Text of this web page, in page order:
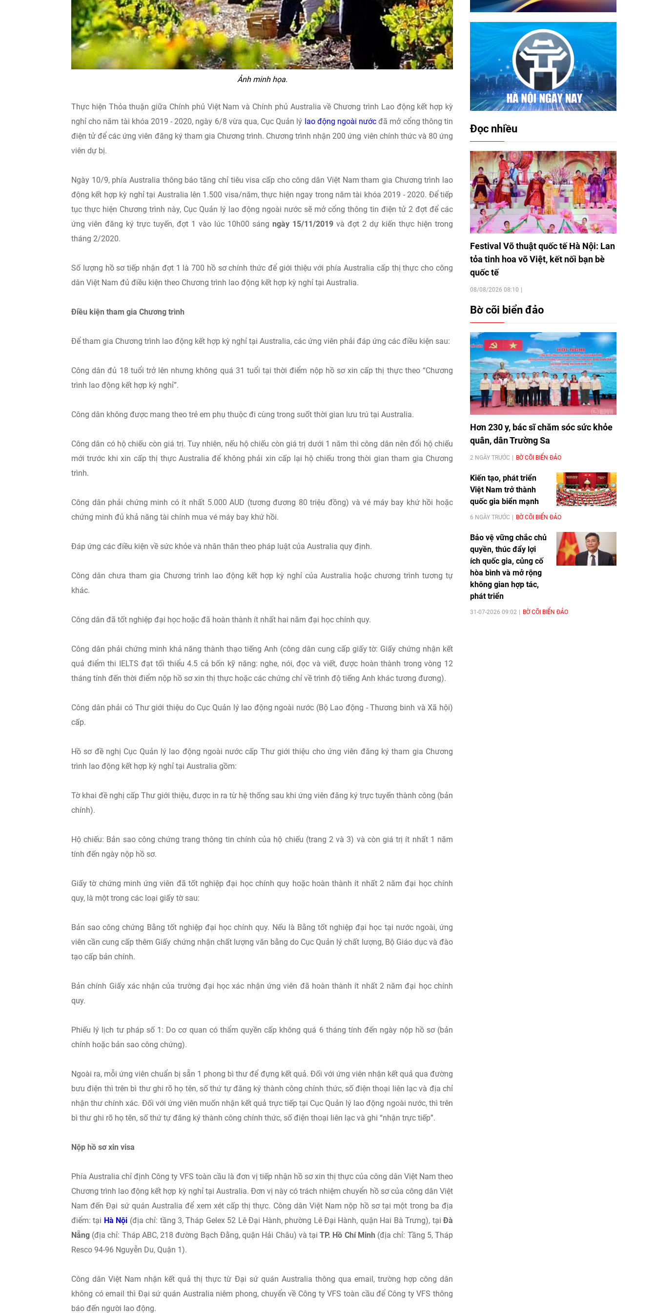
Ảnh minh họa.
Thực hiện Thỏa thuận giữa Chính phủ Việt Nam và Chính phủ Australia về Chương trình Lao động kết hợp kỳ
nghỉ cho năm tài khóa 2019 - 2020, ngày 6/8 vừa qua, Cục Quản lý lao động ngoài nước đã mở cổng thông tin
điện tử để các ứng viên đăng ký tham gia Chương trình. Chương trình nhận 200 ứng viên chính thức và 80 ứng
viên dự bị.
Ngày 10/9, phía Australia thông báo tăng chỉ tiêu visa cấp cho công dân Việt Nam tham gia Chương trình lao
động kết hợp kỳ nghỉ tại Australia lên 1.500 visa/năm, thực hiện ngay trong năm tài khóa 2019 - 2020. Để tiếp
tục thực hiện Chương trình này, Cục Quản lý lao động ngoài nước sẽ mở cổng thông tin điện tử 2 đợt để các
ứng viên đăng ký trực tuyến, đợt 1 vào lúc 10h00 sáng ngày 15/11/2019 và đợt 2 dự kiến thực hiện trong
tháng 2/2020.
Số lượng hồ sơ tiếp nhận đợt 1 là 700 hồ sơ chính thức để giới thiệu với phía Australia cấp thị thực cho công
dân Việt Nam đủ điều kiện theo Chương trình lao động kết hợp kỳ nghỉ tại Australia.
Điều kiện tham gia Chương trình
Để tham gia Chương trình lao động kết hợp kỳ nghỉ tại Australia, các ứng viên phải đáp ứng các điều kiện sau:
Công dân đủ 18 tuổi trở lên nhưng không quá 31 tuổi tại thời điểm nộp hồ sơ xin cấp thị thực theo “Chương
trình lao động kết hợp kỳ nghỉ”.
Công dân không được mang theo trẻ em phụ thuộc đi cùng trong suốt thời gian lưu trú tại Australia.
Công dân có hộ chiếu còn giá trị. Tuy nhiên, nếu hộ chiếu còn giá trị dưới 1 năm thì công dân nên đổi hộ chiếu
mới trước khi xin cấp thị thực Australia để không phải xin cấp lại hộ chiếu trong thời gian tham gia Chương
trình.
Công dân phải chứng minh có ít nhất 5.000 AUD (tương đương 80 triệu đồng) và vé máy bay khứ hồi hoặc
chứng minh đủ khả năng tài chính mua vé máy bay khứ hồi.
Đáp ứng các điều kiện về sức khỏe và nhân thân theo pháp luật của Australia quy định.
Công dân chưa tham gia Chương trình lao động kết hợp kỳ nghỉ của Australia hoặc chương trình tương tự
khác.
Công dân đã tốt nghiệp đại học hoặc đã hoàn thành ít nhất hai năm đại học chính quy.
Công dân phải chứng minh khả năng thành thạo tiếng Anh (công dân cung cấp giấy tờ: Giấy chứng nhận kết
quả điểm thi IELTS đạt tối thiểu 4.5 cả bốn kỹ năng: nghe, nói, đọc và viết, được hoàn thành trong vòng 12
tháng tính đến thời điểm nộp hồ sơ xin thị thực hoặc các chứng chỉ về trình độ tiếng Anh khác tương đương).
Công dân phải có Thư giới thiệu do Cục Quản lý lao động ngoài nước (Bộ Lao động - Thương binh và Xã hội)
cấp.
Hồ sơ đề nghị Cục Quản lý lao động ngoài nước cấp Thư giới thiệu cho ứng viên đăng ký tham gia Chương
trình lao động kết hợp kỳ nghỉ tại Australia gồm:
Tờ khai đề nghị cấp Thư giới thiệu, được in ra từ hệ thống sau khi ứng viên đăng ký trực tuyến thành công (bản
chính).
Hộ chiếu: Bản sao công chứng trang thông tin chính của hộ chiếu (trang 2 và 3) và còn giá trị ít nhất 1 năm
tính đến ngày nộp hồ sơ.
Giấy tờ chứng minh ứng viên đã tốt nghiệp đại học chính quy hoặc hoàn thành ít nhất 2 năm đại học chính
quy, là một trong các loại giấy tờ sau:
Bản sao công chứng Bằng tốt nghiệp đại học chính quy. Nếu là Bằng tốt nghiệp đại học tại nước ngoài, ứng
viên cần cung cấp thêm Giấy chứng nhận chất lượng văn bằng do Cục Quản lý chất lượng, Bộ Giáo dục và đào
tạo cấp bản chính.
Bản chính Giấy xác nhận của trường đại học xác nhận ứng viên đã hoàn thành ít nhất 2 năm đại học chính
quy.
Phiếu lý lịch tư pháp số 1: Do cơ quan có thẩm quyền cấp không quá 6 tháng tính đến ngày nộp hồ sơ (bản
chính hoặc bản sao công chứng).
Ngoài ra, mỗi ứng viên chuẩn bị sẵn 1 phong bì thư để đựng kết quả. Đối với ứng viên nhận kết quả qua đường
bưu điện thì trên bì thư ghi rõ họ tên, số thứ tự đăng ký thành công chính thức, số điện thoại liên lạc và địa chỉ
nhận thư chính xác. Đối với ứng viên muốn nhận kết quả trực tiếp tại Cục Quản lý lao động ngoài nước, thì trên
bì thư ghi rõ họ tên, số thứ tự đăng ký thành công chính thức, số điện thoại liên lạc và ghi “nhận trực tiếp”.
Nộp hồ sơ xin visa
Phía Australia chỉ định Công ty VFS toàn cầu là đơn vị tiếp nhận hồ sơ xin thị thực của công dân Việt Nam theo
Chương trình lao động kết hợp kỳ nghỉ tại Australia. Đơn vị này có trách nhiệm chuyển hồ sơ của công dân Việt
Nam đến Đại sứ quán Australia để xem xét cấp thị thực. Công dân Việt Nam nộp hồ sơ tại một trong ba địa
điểm: tại Hà Nội (địa chỉ: tầng 3, Tháp Gelex 52 Lê Đại Hành, phường Lê Đại Hành, quận Hai Bà Trưng), tạiĐà
Nẵng (địa chỉ: Tháp ABC, 218 đường Bạch Đằng, quận Hải Châu) và tạiTP. Hồ Chí Minh (địa chỉ: Tầng 5, Tháp
Resco 94-96 Nguyễn Du, Quận 1).
Công dân Việt Nam nhận kết quả thị thực từ Đại sứ quán Australia thông qua email, trường hợp công dân
không có email thì Đại sứ quán Australia niêm phong, chuyển về Công ty VFS toàn cầu để Công ty VFS thông
báo đến người lao động.
Đọc nhiều
Festival Võ thuật quốc tế Hà Nội: Lan
tỏa tinh hoa võ Việt, kết nối bạn bè
quốc tế
08/08/2026 08:10
Bờ cõi biển đảo
Hơn 230 y, bác sĩ chăm sóc sức khỏe
quân, dân Trường Sa
2 NGÀY TRƯỚC BỜ CÕI BIỂN ĐẢO
Kiến tạo, phát triển
Việt Nam trở thành
quốc gia biển mạnh
6 NGÀY TRƯỚC BỜ CÕI BIỂN ĐẢO
Bảo vệ vững chắc chủ
quyền, thúc đẩy lợi
ích quốc gia, củng cố
hòa bình và mở rộng
không gian hợp tác,
phát triển
31-07-2026 09:02 BỜ CÕI BIỂN ĐẢO